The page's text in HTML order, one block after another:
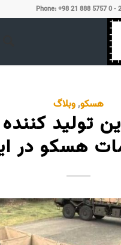
Phone: +98 21 888 5757 0 - 2
هسکو,وبلاگ
تولید کننده
هسکو در